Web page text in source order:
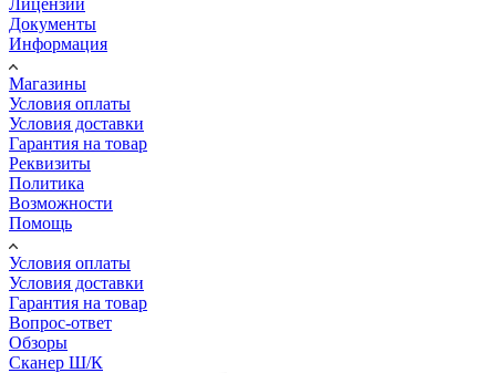
Документы
Информация
Магазины
Условия оплаты
Условия доставки
Гарантия на товар
Реквизиты
Политика
Возможности
Помощь
Условия оплаты
Условия доставки
Гарантия на товар
Вопрос-ответ
Обзоры
Сканер Ш/К